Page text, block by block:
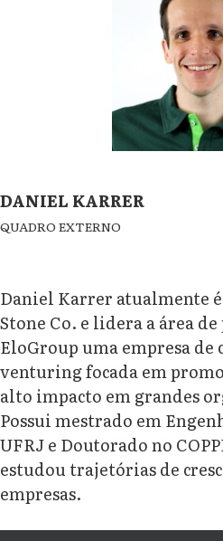
DANIEL KARRER
QUADRO EXTERNO
Daniel Karrer atualmente
Stone Co. e lidera a área
EloGroup uma empresa de
venturing focada em
alto impacto em grandes
Possui mestrado em
UFRJ e Doutorado no
estudou trajetórias de
empresas.